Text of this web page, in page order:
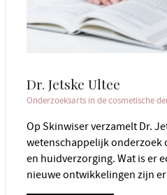
Dr. Jetske Ultee
Onderzoeksarts in de cosmetische
Op Skinwiser verzamelt Dr.
wetenschappelijk onderzoek
en huidverzorging. Wat is er
nieuwe ontwikkelingen zijn